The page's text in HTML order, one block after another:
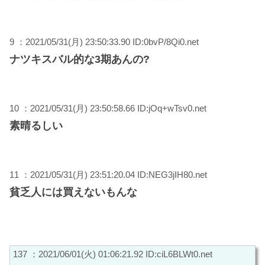
9 ：2021/05/31(月) 23:50:33.90 ID:0bvP/8Qi0.net
ナツキスバル的な3期あんの?
10 ：2021/05/31(月) 23:50:58.66 ID:jOq+wTsv0.net
素晴るしい
11 ：2021/05/31(月) 23:51:20.04 ID:NEG3jIH80.net
貧乏人には買えないもんな
137 ：2021/06/01(火) 01:06:21.92 ID:ciL6BLWt0.net